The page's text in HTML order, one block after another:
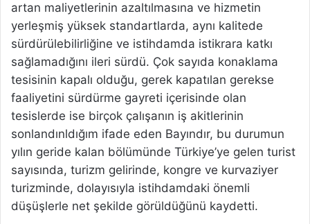
artan maliyetlerinin azaltılmasına ve hizmetin
yerleşmiş yüksek standartlarda, aynı kalitede
sürdürülebilirliğine ve istihdamda istikrara katkı
sağlamadığını ileri sürdü. Çok sayıda konaklama
tesisinin kapalı olduğu, gerek kapatılan gerekse
faaliyetini sürdürme gayreti içerisinde olan
tesislerde ise birçok çalışanın iş akitlerinin
sonlandınldığım ifade eden Bayındır, bu durumun
yılın geride kalan bölümünde Türkiye’ye gelen turist
sayısında, turizm gelirinde, kongre ve kurvaziyer
turizminde, dolayısıyla istihdamdaki önemli
düşüşlerle net şekilde görüldüğünü kaydetti.